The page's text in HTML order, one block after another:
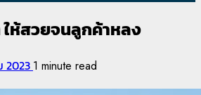
ห้สวยจนลูกค้าหลง
2023 1 minute read